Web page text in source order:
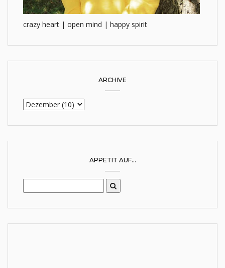
crazy heart | open mind | happy spirit
ARCHIVE
APPETIT AUF...